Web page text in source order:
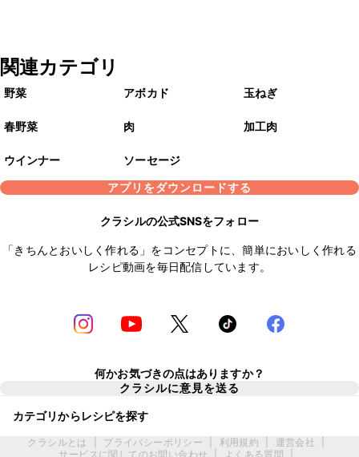
関連カテゴリ
野菜 アボカド 玉ねぎ
春野菜 肉 加工肉
ウインナー
ソーセージ
アプリをダウンロードする
クラシルの公式SNSをフォロー
「きちんとおいしく作れる」をコンセプトに、簡単においしく作れる
レシピ動画を毎日配信しています。
何かお気づきの点はありますか？
クラシルに意見を送る
カテゴリからレシピを探す
クラシルとは プライバシーポリシー 利用規約 運営会社
サービスに関してのお問い合わせ
よくある質問